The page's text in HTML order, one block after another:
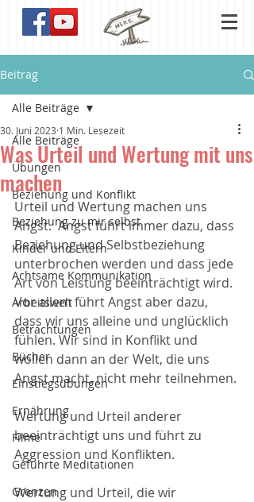
Beitrag
Alle Beiträge
Übungen
Beziehung und Konflikt
Beziehung zu mir selbst
Kinder und Eltern
Achtsame Kommunikation
Arbeitswelt
Betrachtungen
Bücher
Einstiegsübungen
Ernährung
Filme
Geführte Meditationen
Grenzen
Alle Beiträge
Was Urteil und Wertung mit uns
machen
30. Juni 2023 1 Min. Lesezeit
Urteil und Wertung machen uns
Angst.  Angst führt immer dazu, dass
Beziehung und Selbstbeziehung
unterbrochen werden und dass jede
Art von Leistung beeinträchtigt wird.
Vor allem führt Angst aber dazu,
dass wir uns alleine und unglücklich
fühlen. Wir sind in Konflikt und
wollen dann an der Welt, die uns
Angst macht, nicht mehr teilnehmen.
Wertung und Urteil anderer
beeinträchtigt uns und führt zu
Aggression und Konflikten.
Wertung und Urteil, die wir